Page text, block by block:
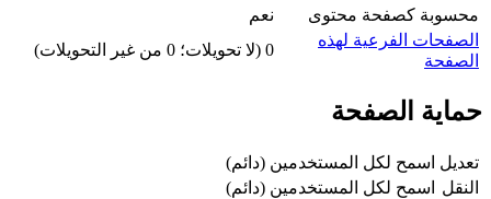
محسوبة كصفحة محتوى
نعم
الصفحات الفرعية لهذه
الصفحة
0 (لا تحويلات؛ 0 من غير التحويلات)
حماية الصفحة
تعديل اسمح لكل المستخدمين (دائم)
النقل
اسمح لكل المستخدمين (دائم)